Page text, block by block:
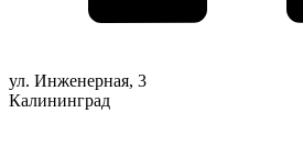
ул. Инженерная, 3
Калининград